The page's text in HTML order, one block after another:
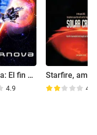
Supernova: El fin del universo
4.9 4.1